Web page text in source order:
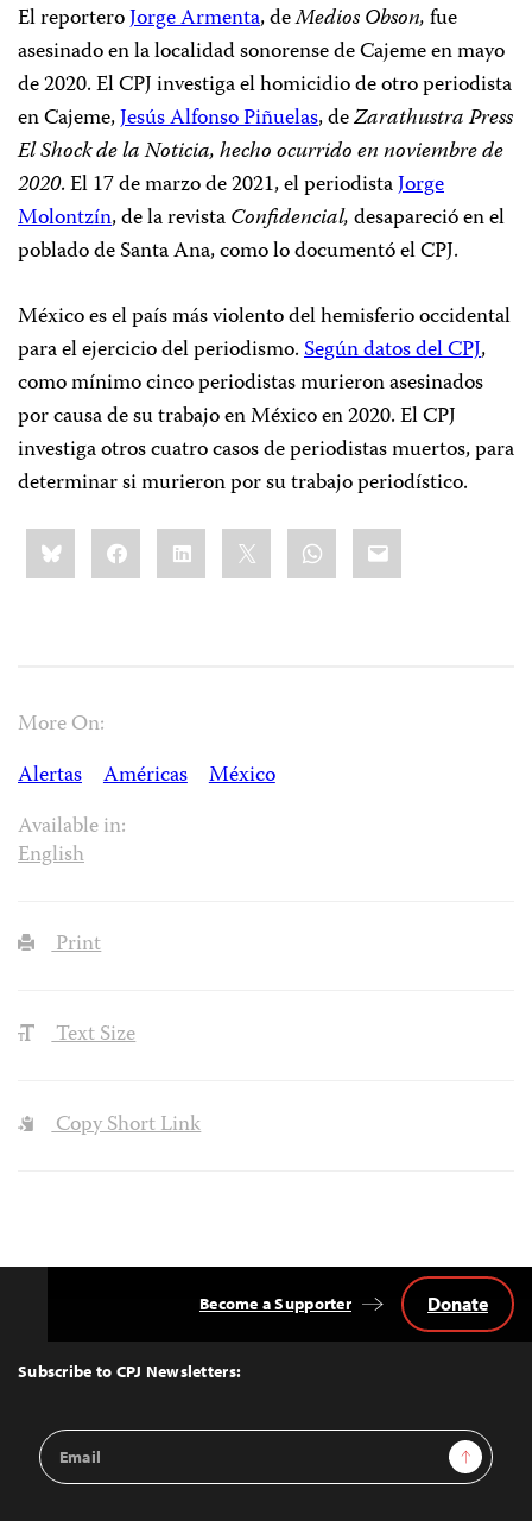
El reporteroJorge Armenta, deMedios Obson,fue
asesinado en la localidad sonorense de Cajeme en mayo
de 2020. El CPJ investiga el homicidio de otro periodista
en Cajeme,Jesús Alfonso Piñuelas, deZarathustra Press
El Shock de la Noticia, hecho ocurrido en noviembre de
2020. El 17 de marzo de 2021, el periodistaJorge
Molontzín, de la revistaConfidencial,desapareció en el
poblado de Santa Ana, como lo documentó el CPJ.
México es el país más violento del hemisferio occidental
para el ejercicio del periodismo.Según datos del CPJ,
como mínimo cinco periodistas murieron asesinados
por causa de su trabajo en México en 2020. El CPJ
investiga otros cuatro casos de periodistas muertos, para
determinar si murieron por su trabajo periodístico.
Share
this:BlueskyFacebookLinkedIn WhatsApp
Email
More On:
Alertas
Américas
México
Available in:
English
Print
Text Size
Copy Short Link
Top
Subscribe to CPJ Newsletters:
Email
Address
Sign Up
Become a Supporter Donate